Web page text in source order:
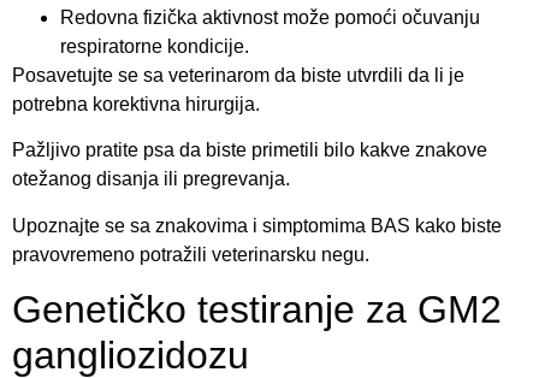
Redovna fizička aktivnost može pomoći očuvanju
respiratorne kondicije.
Posavetujte se sa veterinarom da biste utvrdili da li je
potrebna korektivna hirurgija.
Pažljivo pratite psa da biste primetili bilo kakve znakove
otežanog disanja ili pregrevanja.
Upoznajte se sa znakovima i simptomima BAS kako biste
pravovremeno potražili veterinarsku negu.
Genetičko testiranje za GM2
gangliozidozu